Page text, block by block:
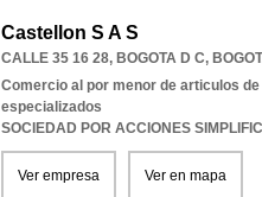
Castellon S A S
CALLE 35 16 28, BOGOTA D C,
Comercio al por menor de articulos
especializados
SOCIEDAD POR ACCIONES
Ver empresa Ver en mapa